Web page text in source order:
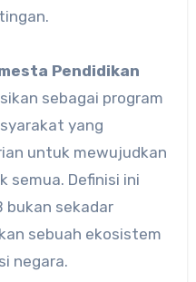
Pendidikan
sebagai program
yang
untuk mewujudkan
semua. Definisi ini
bukan sekadar
sebuah ekosistem
negara.